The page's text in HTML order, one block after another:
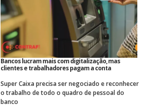
Bancos lucram mais com digitalização, mas
clientes e trabalhadores pagam a conta
Super Caixa precisa ser negociado e reconhecer
o trabalho de todo o quadro de pessoal do
banco